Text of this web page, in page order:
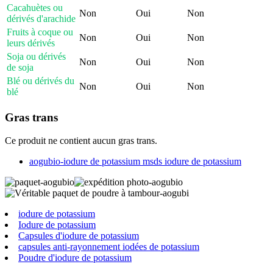
Cacahuètes ou
dérivés d'arachide
Non Oui
Non
Fruits à coque ou
leurs dérivés
Non Oui
Non
Soja ou dérivés
de soja
Non Oui
Non
Blé ou dérivés du
blé
Non Oui Non
Gras trans
Ce produit ne contient aucun gras trans.
aogubio-iodure de potassium msds iodure de potassium
iodure de potassium
Iodure de potassium
Capsules d'iodure de potassium
capsules anti-rayonnement iodées de potassium
Poudre d'iodure de potassium